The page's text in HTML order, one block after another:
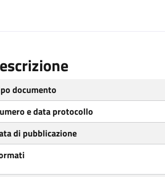
documento
e data protocollo
di pubblicazione